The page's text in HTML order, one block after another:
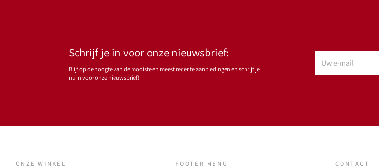
Schrijf je in voor onze nieuwsbrief:
Blijf op de hoogte van de mooiste en meest recente aanbiedingen en schrijf je
nu in voor onze nieuwsbrief!
ONZE WINKEL FOOTER MENU CONTACT